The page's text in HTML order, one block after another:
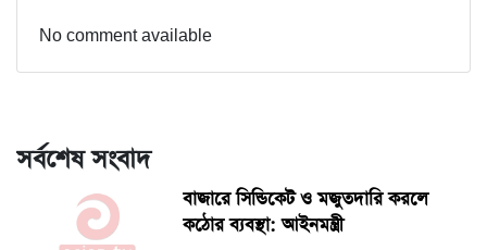
No comment available
সর্বশেষ সংবাদ
বাজারে সিন্ডিকেট ও মজুতদারি করলে
কঠোর ব্যবস্থা: আইনমন্ত্রী